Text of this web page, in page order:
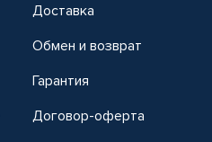
Доставка
Обмен и возврат
Гарантия
Договор-оферта